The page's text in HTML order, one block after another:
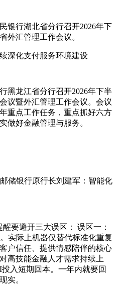
银行湖北省分行召开2026年下
外汇管理工作会议。
深化支付服务环境建设
黑龙江省分行召开2026年下半
议暨外汇管理工作会议。会议
重点工作任务，重点抓好六方
做好金融管理与服务。
储银行原行长刘建军：智能化
要避开三大误区： 误区一：
实际上机器仅替代标准化重复
户信任、提供情感陪伴的核心
高技能金融人才需求持续上
入短期回本。一年内就要回
实。